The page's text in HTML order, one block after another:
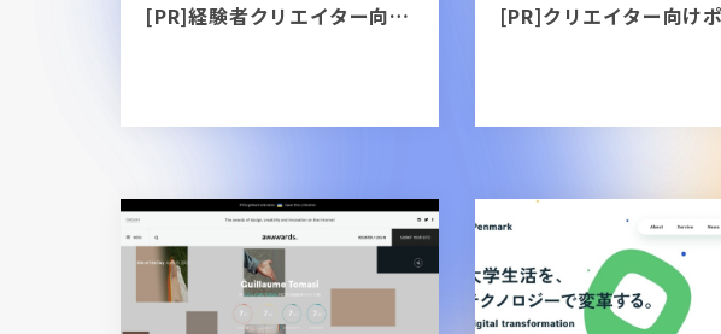
[PR]経験者クリエイター向け転職カウンセリング｜デザイナー / ディレクター / エンジニア